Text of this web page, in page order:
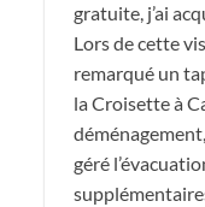
gratuite, j’ai
Lors de cette
remarqué un
la Croisette à
géré